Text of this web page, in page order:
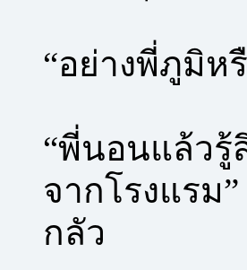
“อย่างพี่ภูมิห
“พี่นอนแล้วรู้
จากโรงแร
กลัว